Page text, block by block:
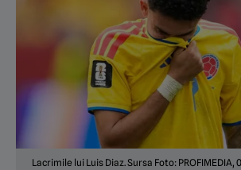
Lacrimile lui Luis Diaz. Sursa Foto: PROFIMEDIA,